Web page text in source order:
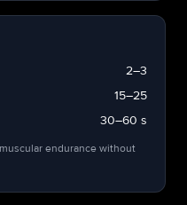
2–3
15–25
30–60 s
endurance without